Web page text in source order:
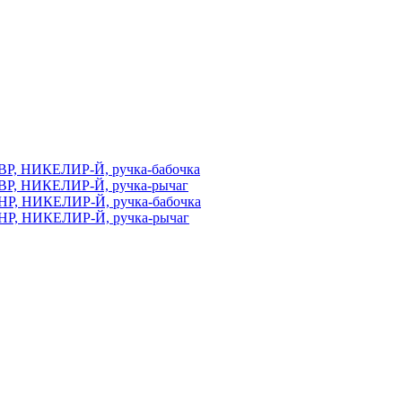
НИКЕЛИР-Й, ручка-бабочка
НИКЕЛИР-Й, ручка-рычаг
НИКЕЛИР-Й, ручка-бабочка
НИКЕЛИР-Й, ручка-рычаг